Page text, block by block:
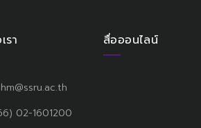
รา
02-1601200
สื่อออนไลน์